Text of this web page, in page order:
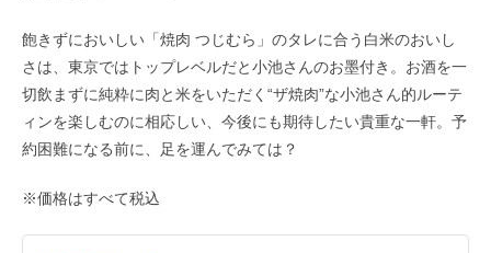
飽きずにおいしい「焼肉 つじむら」のタレに合う白米のおいし
さは、東京ではトップレベルだと小池さんのお墨付き。お酒を一
切飲まずに純粋に肉と米をいただく“ザ焼肉”な小池さん的ルーテ
ィンを楽しむのに相応しい、今後にも期待したい貴重な一軒。予
約困難になる前に、足を運んでみては？
※価格はすべて税込